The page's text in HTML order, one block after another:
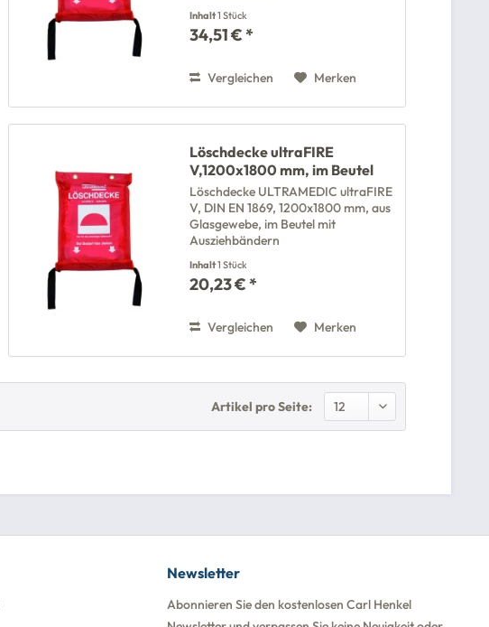
Inhalt1 Stück
34,51 € *
Vergleichen Merken
Löschdecke ultraFIRE
V,1200x1800 mm, im Beutel
Löschdecke ULTRAMEDIC ultraFIRE
V, DIN EN 1869, 1200x1800 mm, aus
Glasgewebe, im Beutel mit
Ausziehbändern
Inhalt1 Stück
20,23 € *
Vergleichen Merken
Artikel pro Seite:
Newsletter
Abonnieren Sie den kostenlosen Carl Henkel